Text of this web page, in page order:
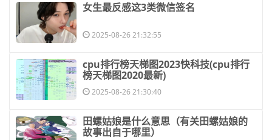
​女生最反感这3类微信签名
2025-08-26 21:32:55
​cpu排行榜天梯图2023快科技(cpu排行
榜天梯图2020最新)
2025-08-26 21:30:40
​田螺姑娘是什么意思（有关田螺姑娘的
故事出自于哪里）